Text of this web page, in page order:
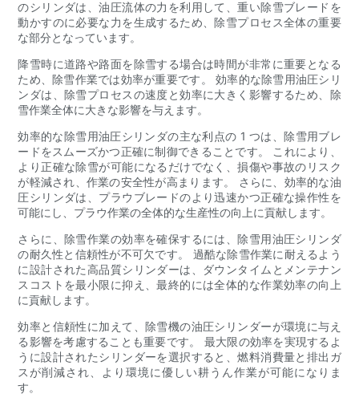
のシリンダは、油圧流体の力を利用して、重い除雪ブレードを
動かすのに必要な力を生成するため、除雪プロセス全体の重要
な部分となっています。
降雪時に道路や路面を除雪する場合は時間が非常に重要となる
ため、除雪作業では効率が重要です。 効率的な除雪用油圧シリ
ンダは、除雪プロセスの速度と効率に大きく影響するため、除
雪作業全体に大きな影響を与えます。
効率的な除雪用油圧シリンダの主な利点の 1 つは、除雪用ブレ
ードをスムーズかつ正確に制御できることです。 これにより、
より正確な除雪が可能になるだけでなく、損傷や事故のリスク
が軽減され、作業の安全性が高まります。 さらに、効率的な油
圧シリンダは、プラウブレードのより迅速かつ正確な操作性を
可能にし、プラウ作業の全体的な生産性の向上に貢献します。
さらに、除雪作業の効率を確保するには、除雪用油圧シリンダ
の耐久性と信頼性が不可欠です。 過酷な除雪作業に耐えるよう
に設計された高品質シリンダーは、ダウンタイムとメンテナン
スコストを最小限に抑え、最終的には全体的な作業効率の向上
に貢献します。
効率と信頼性に加えて、除雪機の油圧シリンダーが環境に与え
る影響を考慮することも重要です。 最大限の効率を実現するよ
うに設計されたシリンダーを選択すると、燃料消費量と排出ガ
スが削減され、より環境に優しい耕うん作業が可能になりま
す。